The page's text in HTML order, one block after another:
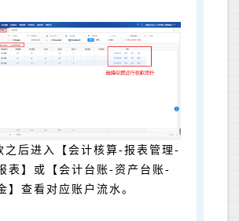
之后进入【会计核算-报表管理-
表】或【会计台账-资产台账-
】查看对应账户流水。